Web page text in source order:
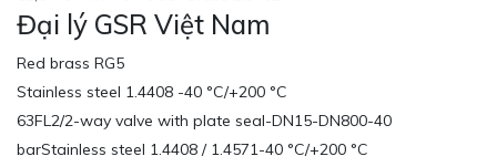
Đại lý GSR Việt Nam
Red brass RG5
Stainless steel 1.4408 -40 °C/+200 °C
63FL2/2-way valve with plate seal-DN15-DN800-40
barStainless steel 1.4408 / 1.4571-40 °C/+200 °C